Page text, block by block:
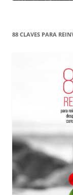
88 CLAVES PARA